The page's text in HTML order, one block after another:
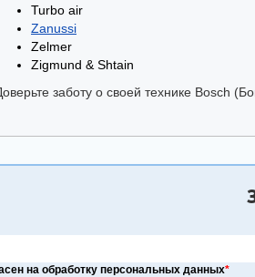
Turbo air
Zanussi
Zelmer
Zigmund & Shtain
заботу о своей технике Bosch
на обработку персональных данных*